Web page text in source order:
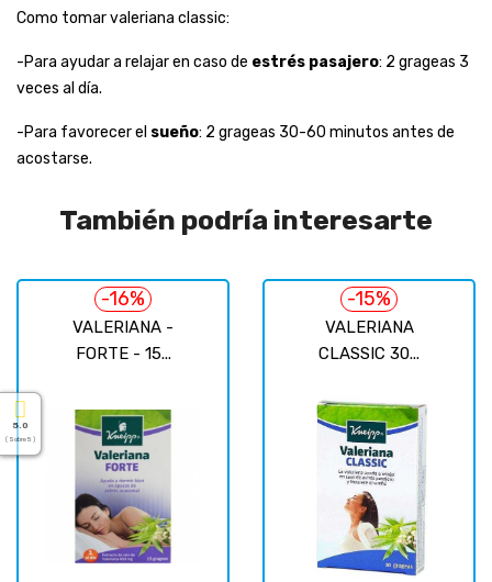
Como tomar valeriana classic:
-Para ayudar a relajar en caso de estrés pasajero: 2 grageas 3
veces al día.
-Para favorecer el sueño: 2 grageas 30-60 minutos antes de
acostarse.
También podría interesarte
VALERIANA -
FORTE - 15...
-16%
VALERIANA
CLASSIC 30...
-15%
5.0
( Sobre 5 )